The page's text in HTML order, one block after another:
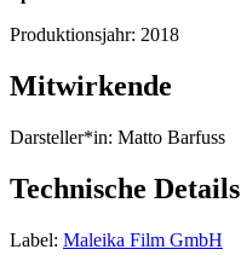
Produktionsjahr: 2018
Mitwirkende
Darsteller*in: Matto Barfuss
Technische Details
Label: Maleika Film GmbH